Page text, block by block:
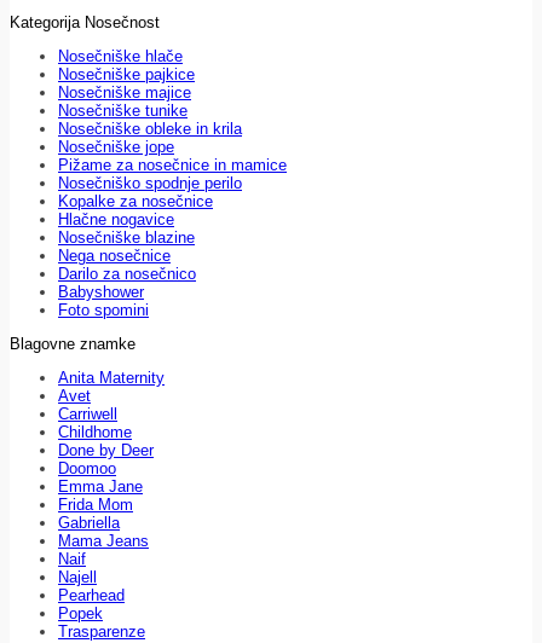
Kategorija Nosečnost
Nosečniške hlače
Nosečniške pajkice
Nosečniške majice
Nosečniške tunike
Nosečniške obleke in krila
Nosečniške jope
Pižame za nosečnice in mamice
Nosečniško spodnje perilo
Kopalke za nosečnice
Hlačne nogavice
Nosečniške blazine
Nega nosečnice
Darilo za nosečnico
Babyshower
Foto spomini
Blagovne znamke
Anita Maternity
Avet
Carriwell
Childhome
Done by Deer
Doomoo
Emma Jane
Frida Mom
Gabriella
Mama Jeans
Naif
Najell
Pearhead
Popek
Trasparenze